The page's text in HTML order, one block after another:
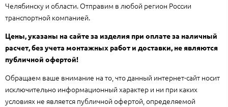
Челябинску и области. Отправим в любой регион России
транспортной компанией.
Цены, указаны на сайте за изделия при оплате за наличный
расчет, без учета монтажных работ и доставки, не являются
публичной офертой!
Обращаем ваше внимание на то, что данный интернет-сайт носит
исключительно информационный характер и ни при каких
условиях не является публичной офертой, определяемой